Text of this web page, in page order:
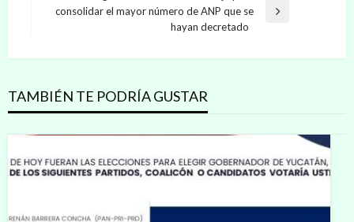
entradas
Entrada
consolidar el mayor número de ANP que se
hayan decretado
TAMBIÉN TE PODRÍA GUSTAR